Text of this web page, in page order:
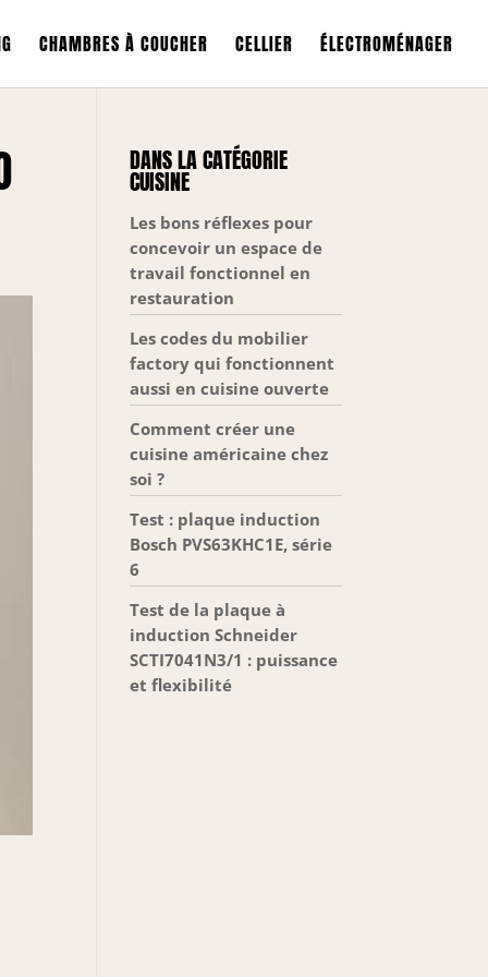
CHAMBRES À COUCHER CELLIER ÉLECTROMÉNAGER
DANS LA CATÉGORIE
CUISINE
Les bons réflexes pour
concevoir un espace de
travail fonctionnel en
restauration
Les codes du mobilier
factory qui fonctionnent
aussi en cuisine ouverte
Comment créer une
cuisine américaine chez
soi ?
Test : plaque induction
Bosch PVS63KHC1E, série
6
Test de la plaque à
induction Schneider
SCTI7041N3/1 : puissance
et flexibilité